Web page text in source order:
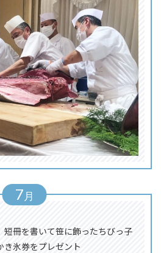
7
冊を書いて笹に飾ったちびっ子
き氷券をプレゼント